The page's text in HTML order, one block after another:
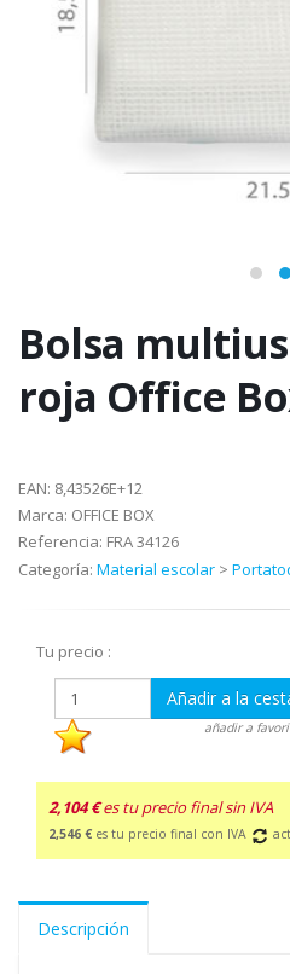
Bolsa
roja Office
EAN: 8,43526E+12
Marca: OFFICE BOX
Referencia: FRA 34126
Categoría: Material escolar >
Tu precio :
Añadir a la
añadir a
2,104 € es tu precio final sin IVA
2,546 € es tu precio final con IVA
Descripción